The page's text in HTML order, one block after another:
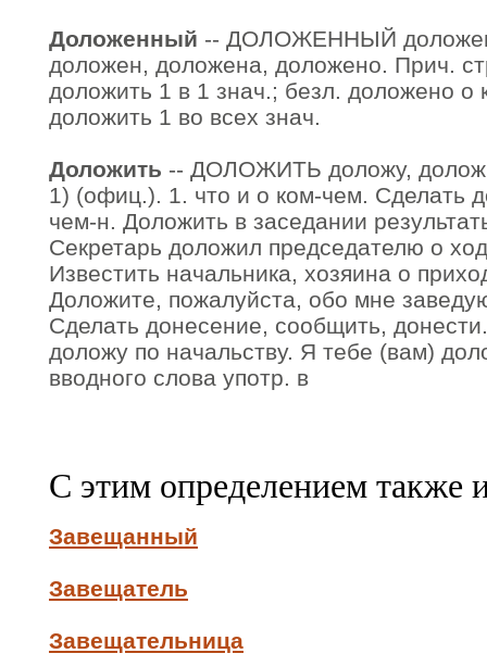
Доложенный -- ДОЛОЖЕННЫЙ
доложен, доложена, доложено. Прич.
доложить 1 в 1 знач.; безл. доложено о
доложить 1 во всех знач.
Доложить -- ДОЛОЖИТЬ доложу,
1) (офиц.). 1. что и о ком-чем. Сделать
чем-н. Доложить в заседании
Секретарь доложил председателю о
Известить начальника, хозяина о
Доложите, пожалуйста, обо мне
Сделать донесение, сообщить,
доложу по начальству. Я тебе (вам)
вводного слова употр. в
С этим определением также
Завещанный
Завещатель
Завещательница